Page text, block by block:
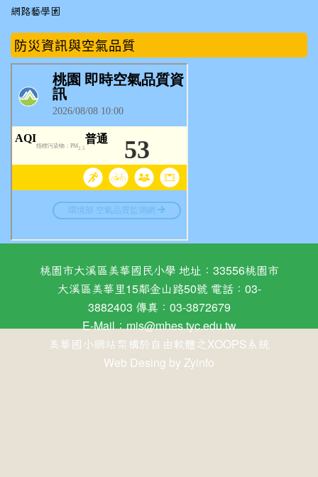
網路藝學園
防災資訊與空氣品質
桃園市大溪區美華國民小學 地址：33556桃園市
大溪區美華里15鄰金山路50號 電話：03-
3882403 傳真：03-3872679
E-Mail：mis@mhes.tyc.edu.tw
美華國小網站架構於自由軟體之XOOPS系統
Web Desing by Zyinfo